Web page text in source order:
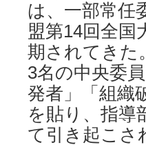
は、一部常任
盟第14回全
期されてきた。
3名の中央委
発者」「組織
を貼り、指導
て引き起こさ